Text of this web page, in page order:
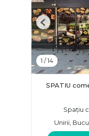
1 /14
Previous
SPATIU
Spațiu
Unirii,